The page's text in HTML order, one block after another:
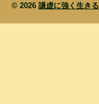
© 2026 謙虚に強く生きる